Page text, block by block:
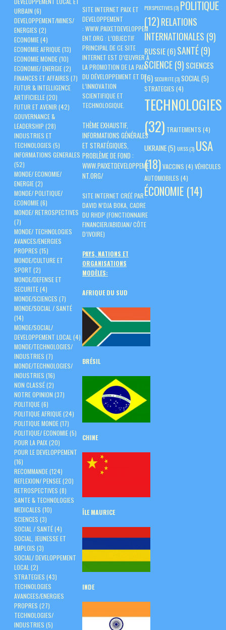
URBAIN (6)
DEVELOPPEMENT/MINES/
ENERGIES (2)
ECONOMIE(4)
ECONOMIE AFRIQUE(13)
ECONOMIE MONDE(10)
ECONOMIE/ ENERGIE(2)
FINANCES ET AFFAIRES (7)
FUTUR & INTELLIGENCE
ARTIFICIELLE(20)
FUTUR ET AVENIR (42)
GOUVERNANCE &
LEADERSHIP (28)
INDUSTRIES ET
TECHNOLOGIES (5)
INFORMATIONS GENERALES
(52)
MONDE/ ECONOMIE/
ENERGIE(2)
MONDE/ POLITIQUE/
ECONOMIE(6)
MONDE/ RETROSPECTIVES
(7)
MONDE/ TECHNOLOGIES
AVANCES/ENERGIES
PROPRES (15)
MONDE/CULTURE ET
SPORT (2)
MONDE/DEFENSE ET
SECURITE(4)
MONDE/SCIENCES (7)
MONDE/SOCIAL / SANTÉ
(14)
MONDE/SOCIAL/
DEVELOPPEMENT LOCAL (4)
MONDE/TECHNOLOGIES/
INDUSTRIES (7)
MONDE/TECHNOLOGIES/
INDUSTRIES (16)
NON CLASSÉ(2)
NOTRE OPINION (37)
POLITIQUE(6)
POLITIQUE AFRIQUE(24)
POLITIQUE MONDE(17)
POLITIQUE/ ECONOMIE(5)
POUR LA PAIX(20)
POUR LE DEVELOPPEMENT
(16)
RECOMMANDE(124)
REFLEXION/ PENSEE(20)
RETROSPECTIVES (8)
SANTE & TECHNOLOGIES
MEDICALES (10)
SCIENCES (3)
SOCIAL / SANTÉ(4)
SOCIAL, JEUNESSE ET
EMPLOIS (3)
SOCIAL/ DEVELOPPEMENT
LOCAL (2)
STRATEGIES (43)
TECHNOLOGIES
AVANCEES/ENERGIES
PROPRES (27)
TECHNOLOGIES/
INDUSTRIES (5)
PERSPECTIVES(3) POLITIQUE
(12)RELATIONS
INTERNATIONALES (9)
RUSSIE(6)SANTÉ(9)
SCIENCE(9) SCIENCES
(6) SECURITE(3)SOCIAL(5)
STRATEGIES (4)
TECHNOLOGIES
(32) TRAITEMENTS (4)
UKRAINE(5)URSS(3) USA
(18)VACCINS (4) VÉHICULES
AUTOMOBILES (4)
ÉCONOMIE (14)
SITE INTERNET PAIX ET
DEVELOPPEMENT
:WWW.PAIXETDEVELOPPEM
ENT.ORG : L’OBJECTIF
PRINCIPAL DE CE SITE
INTERNET EST D’ŒUVRER À
LA PROMOTION DE LA PAIX,
DU DÉVELOPPEMENT ET DE
L’INNOVATION
SCIENTIFIQUE ET
TECHNOLOGIQUE.
THÈME EXHAUSTIF,
INFORMATIONS GÉNÉRALES
ET STRATÉGIQUES,
PROBLÈME DE FOND :
WWW.PAIXETDEVELOPPEME
NT.ORG/
SITE INTERNET CRÉÉ PAR :
DAVID N’DJA BOKA, CADRE
DU RHDP (FONCTIONNAIRE
FINANCIER/ABIDJAN/ CÔTE
D’IVOIRE)
PAYS, NATIONS ET
ORGANISATIONS
MODÈLES:
AFRIQUE DU SUD
BRÉSIL
CHINE
ÎLEMAURICE
INDE